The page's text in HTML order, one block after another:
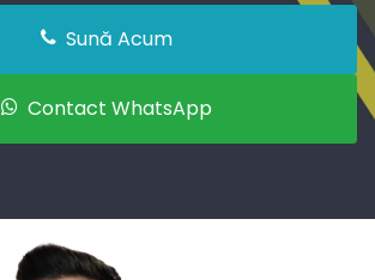
Sună Acum
Contact WhatsApp